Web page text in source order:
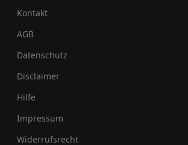
Kontakt
AGB
Datenschutz
Disclaimer
Hilfe
Impressum
Widerrufsrecht